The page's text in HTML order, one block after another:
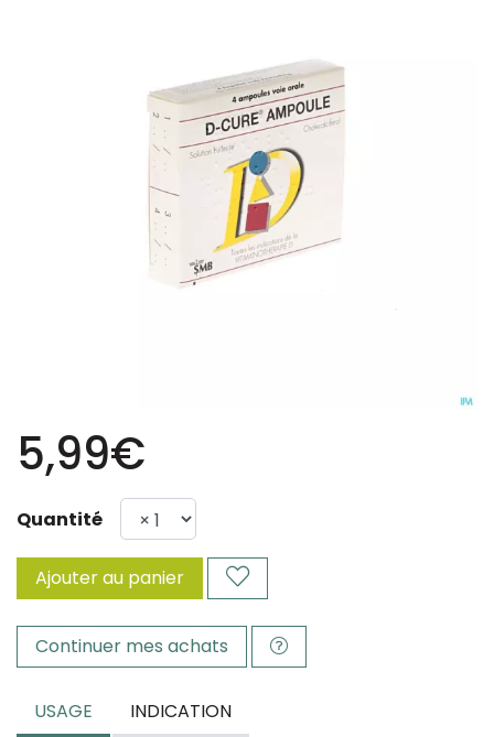
5,99€
Quantité
Ajouter au panier
Continuer mes achats
USAGE
INDICATION